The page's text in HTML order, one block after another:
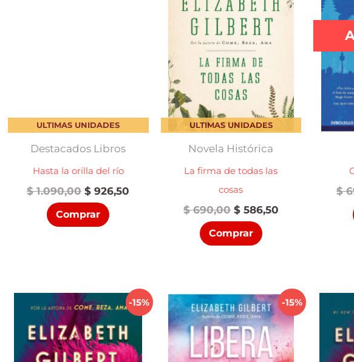
ULTIMAS UNIDADES
Destacados Libros
Hasta la orilla del río
$1.090,00 El
precio
original
era:
$ 926,50
Comprar
ULTIMAS UNIDADES
Novela Histórica
La firma de todas las
cosas
$690,00 El
precio
original
era:
$586,50El
Comprar
$
-15% -15%